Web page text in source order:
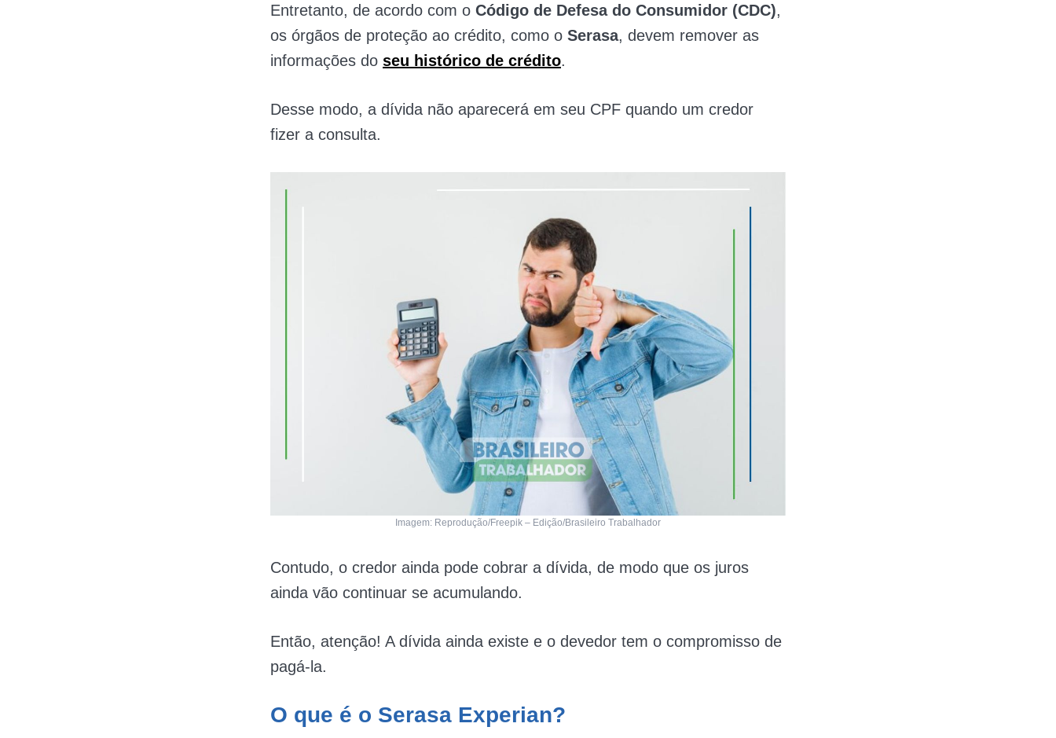
Entretanto, de acordo com o Código de Defesa do Consumidor (CDC),
os órgãos de proteção ao crédito, como o Serasa, devem remover as
informações do seu histórico de crédito.
Desse modo, a dívida não aparecerá em seu CPF quando um credor
fizer a consulta.
Imagem: Reprodução/Freepik – Edição/Brasileiro Trabalhador
Contudo, o credor ainda pode cobrar a dívida, de modo que os juros
ainda vão continuar se acumulando.
Então, atenção! A dívida ainda existe e o devedor tem o compromisso de
pagá-la.
O que é o Serasa Experian?